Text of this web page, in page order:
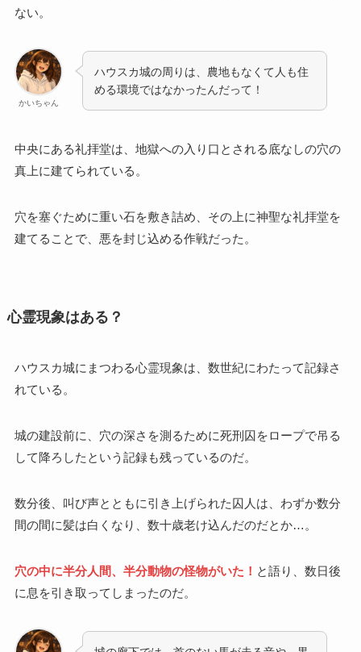
ない。
かいちゃん
ハウスカ城の周りは、農地もなくて人も住
める環境ではなかったんだって！
中央にある礼拝堂は、地獄への入り口とされる底なしの穴の
真上に建てられている。
穴を塞ぐために重い石を敷き詰め、その上に神聖な礼拝堂を
建てることで、悪を封じ込める作戦だった。
心霊現象はある？
ハウスカ城にまつわる心霊現象は、数世紀にわたって記録さ
れている。
城の建設前に、穴の深さを測るために死刑囚をロープで吊る
して降ろしたという記録も残っているのだ。
数分後、叫び声とともに引き上げられた囚人は、わずか数分
間の間に髪は白くなり、数十歳老け込んだのだとか…。
穴の中に半分人間、半分動物の怪物がいた！ と語り、数日後
に息を引き取ってしまったのだ。